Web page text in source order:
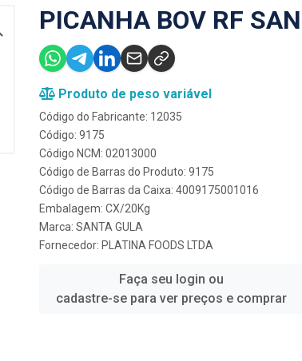
PICANHA BOV RF
Produto de peso variável
Código do Fabricante: 12035
Código: 9175
Código NCM: 02013000
Código de Barras do Produto: 9175
Código de Barras da Caixa: 4009175001016
Embalagem: CX/20Kg
Marca: SANTA GULA
Fornecedor: PLATINA FOODS LTDA
Faça seu login ou
cadastre-se para ver preços e comprar